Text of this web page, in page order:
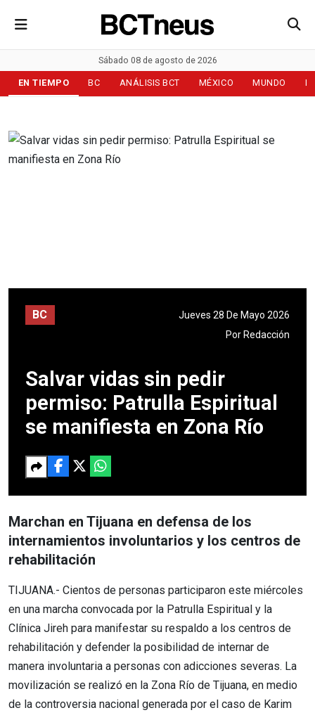
Sábado 08 de agosto de 2026
EN TIEMPO BC ANÁLISIS BCT MÉXICO MUNDO
BC
Jueves 28 De Mayo 2026
Por Redacción
Salvar vidas sin pedir
permiso: Patrulla Espiritual
se manifiesta en Zona Río
Marchan en Tijuana en defensa de los
internamientos involuntarios y los centros de
rehabilitación
TIJUANA.- Cientos de personas participaron este miércoles
en una marcha convocada por la Patrulla Espiritual y la
Clínica Jireh para manifestar su respaldo a los centros de
rehabilitación y defender la posibilidad de internar de
manera involuntaria a personas con adicciones severas. La
movilización se realizó en la Zona Río de Tijuana, en medio
de la controversia nacional generada por el caso de Karim